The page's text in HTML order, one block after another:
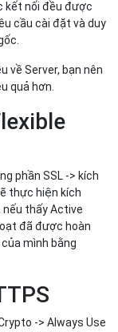
kết nối đều được
cầu cài đặt và duy
về Server, bạn nên
quả hơn.
phần SSL -> kích
thực hiện kích
nếu thấy Active
đã được hoàn
mình bằng
-> Always Use